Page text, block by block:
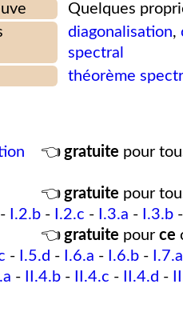
Quelques
diagonalisation,
spectral
théorème
👈 gratuite pour
👈 gratuite pour
- I.2.b - I.2.c - I.3.a - I.3.b -
👈 gratuite pour ce
- I.5.d - I.6.a - I.6.b - I.7.a
- II.4.b - II.4.c - II.4.d -